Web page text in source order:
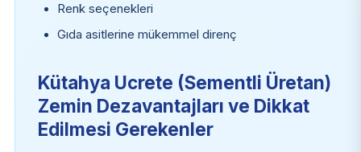
Renk seçenekleri
Gıda asitlerine mükemmel direnç
Kütahya Ucrete (Sementli Üretan)
Zemin Dezavantajları ve Dikkat
Edilmesi Gerekenler